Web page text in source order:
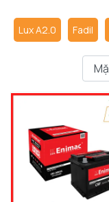
Lux A2.0 Fadil